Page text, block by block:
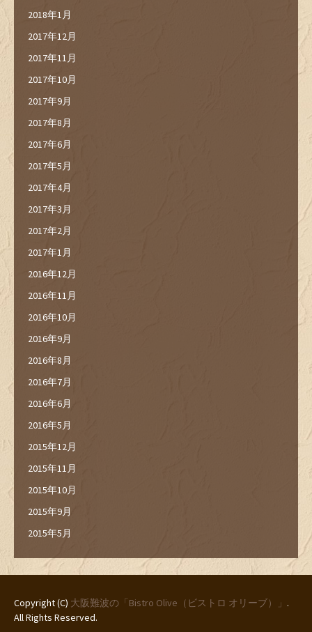
2018年1月
2017年12月
2017年11月
2017年10月
2017年9月
2017年8月
2017年6月
2017年5月
2017年4月
2017年3月
2017年2月
2017年1月
2016年12月
2016年11月
2016年10月
2016年9月
2016年8月
2016年7月
2016年6月
2016年5月
2015年12月
2015年11月
2015年10月
2015年9月
2015年5月
Copyright (C) 大阪難波の「Bistro Olive（ビストロ オリーブ）」 .
All Rights Reserved.